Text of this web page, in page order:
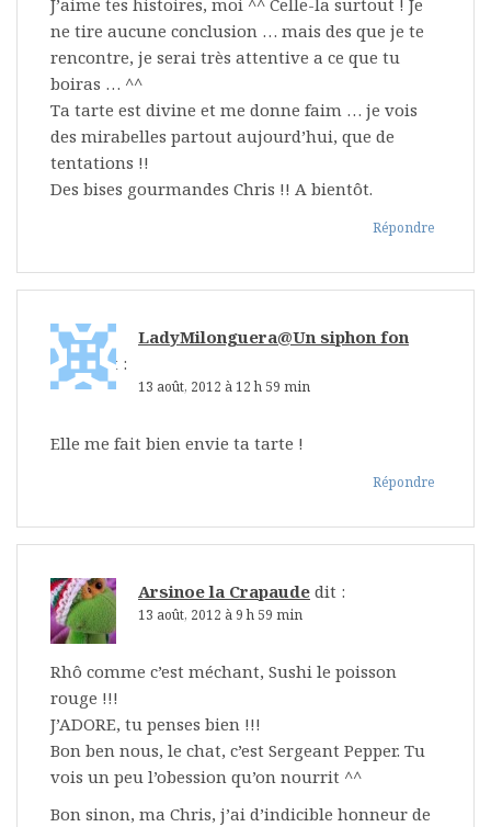
ne tire aucune conclusion … mais des que je te
rencontre, je serai très attentive a ce que tu
boiras … ^^
Ta tarte est divine et me donne faim … je vois
des mirabelles partout aujourd’hui, que de
tentations !!
Des bises gourmandes Chris !! A bientôt.
Répondre
LadyMilonguera@Un siphon fon
fon... dit :
13 août, 2012 à 12 h 59 min
Elle me fait bien envie ta tarte !
Répondre
Arsinoe la Crapaude dit :
13 août, 2012 à 9 h 59 min
Rhô comme c’est méchant, Sushi le poisson
rouge !!!
J’ADORE, tu penses bien !!!
Bon ben nous, le chat, c’est Sergeant Pepper. Tu
vois un peu l’obession qu’on nourrit ^^
Bon sinon, ma Chris, j’ai d’indicible honneur de